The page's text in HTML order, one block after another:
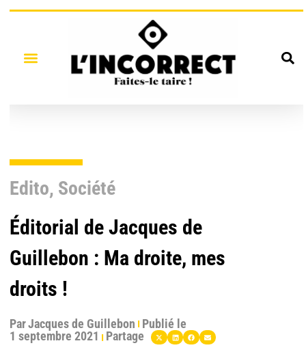
Edito, Société
Éditorial de Jacques de
Guillebon : Ma droite, mes
droits !
ParJacques de Guillebon Publié le
1 septembre 2021
Partage